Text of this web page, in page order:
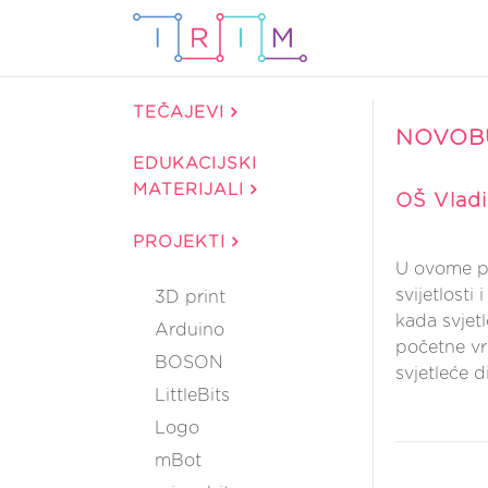
TEČAJEVI
EDUKACIJSKI
MATERIJALI
PROJEKTI
3D print
Arduino
BOSON
LittleBits
Logo
mBot
OŠ
U ovome
svijetlosti
kada
početne
svjetleće